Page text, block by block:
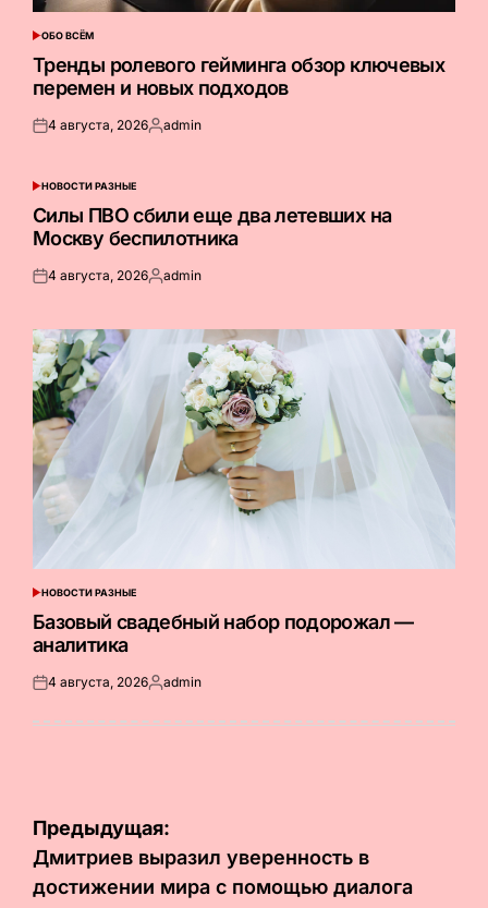
ОПУБЛИКОВАНО
В
ОБО ВСЁМ
Тренды ролевого гейминга обзор ключевых
перемен и новых подходов
Опубликовано
4 августа, 2026Запись
admin
ОПУБЛИКОВАНО
НОВОСТИ РАЗНЫЕ
Силы ПВО сбили еще два летевших на
Москву беспилотника
Опубликовано
4 августа, 2026Запись
admin
ОПУБЛИКОВАНО
В
НОВОСТИ РАЗНЫЕ
Базовый свадебный набор подорожал —
аналитика
Опубликовано
4 августа, 2026Запись
admin
Навигация
по
записям
Предыдущая:
Дмитриев выразил уверенность в
достижении мира с помощью диалога